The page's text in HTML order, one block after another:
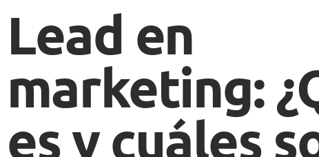
Lead en
marketing:
es y cuáles